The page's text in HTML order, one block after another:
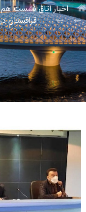
اخبار اتاقنشست هم
قزاقستان